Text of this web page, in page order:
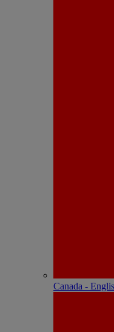
Canada -